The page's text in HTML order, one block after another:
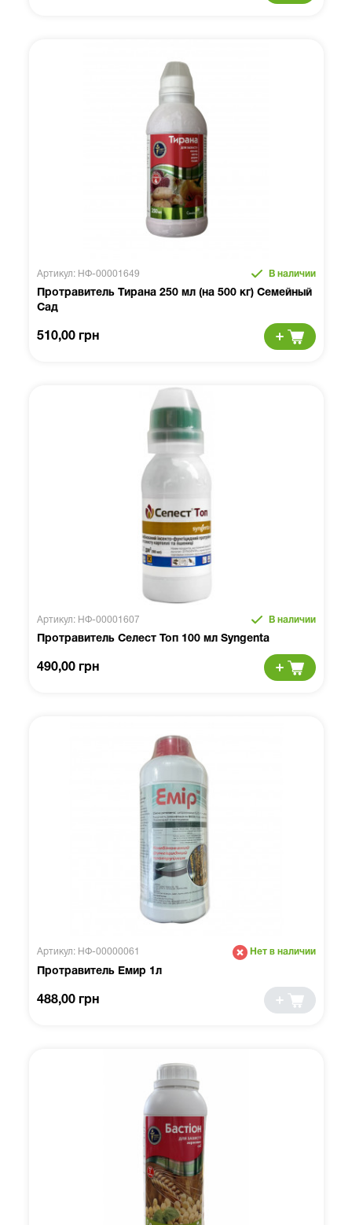
Артикул: НФ-00001649 В наличии
Протравитель Тирана 250 мл (на 500 кг) Семейный
Сад
510,00 грн
Артикул: НФ-00001607 В наличии
Протравитель Селест Топ 100 мл Syngenta
490,00 грн
Артикул: НФ-00000061 Нет в наличии
Протравитель Емир 1л
488,00 грн